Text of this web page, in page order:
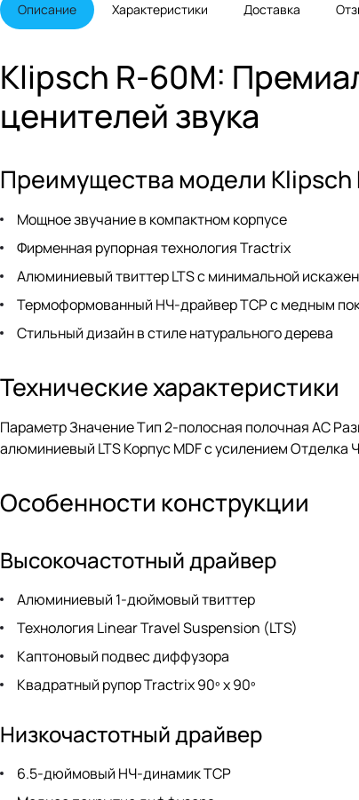
Описание Характеристики Доставка
Klipsch R-60M:
ценителей звука
Преимущества модели Klipsch
Мощное звучание в компактном корпусе
Фирменная рупорная технология Tractrix
Алюминиевый твиттер LTS с минимальной
Термоформованный НЧ-драйвер TCP с медным
Стильный дизайн в стиле натурального дерева
Технические характеристики
Параметр Значение Тип 2-полосная полочная АС
алюминиевый LTS Корпус MDF с усилением Отделка
Особенности конструкции
Высокочастотный драйвер
Алюминиевый 1-дюймовый твиттер
Технология Linear Travel Suspension (LTS)
Каптоновый подвес диффузора
Квадратный рупор Tractrix 90º x 90º
Низкочастотный драйвер
6.5-дюймовый НЧ-динамик TCP